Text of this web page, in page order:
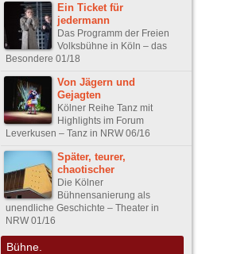
Ein Ticket für
jedermann
Das Programm der Freien
Volksbühne in Köln – das
Besondere 01/18
Von Jägern und
Gejagten
Kölner Reihe Tanz mit
Highlights im Forum
Leverkusen – Tanz in NRW 06/16
Später, teurer,
chaotischer
Die Kölner
Bühnensanierung als
unendliche Geschichte – Theater in
NRW 01/16
Bühne.